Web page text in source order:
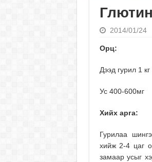
2014/01/24
Орц:
Дээд гурил 1 кг
Ус 400-600мг
Хийх арга:
Гурилаа
хийж 2-4 цаг
замаар усыг